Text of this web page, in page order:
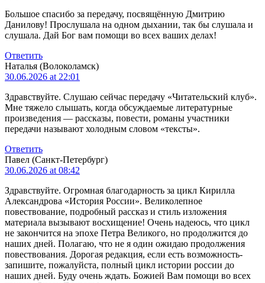
Большое спасибо за передачу, посвящённую Дмитрию
Данилову! Прослушала на одном дыхании, так бы слушала и
слушала. Дай Бог вам помощи во всех ваших делах!
Ответить
Наталья (Волоколамск)
30.06.2026 at 22:01
Здравствуйте. Слушаю сейчас передачу «Читательский клуб».
Мне тяжело слышать, когда обсуждаемые литературные
произведения — рассказы, повести, романы участники
передачи называют холодным словом «тексты».
Ответить
Павел (Санкт-Петербург)
30.06.2026 at 08:42
Здравствуйте. Огромная благодарность за цикл Кирилла
Александрова «История России». Великолепное
повествование, подробный рассказ и стиль изложения
материала вызывают восхищение! Очень надеюсь, что цикл
не закончится на эпохе Петра Великого, но продолжится до
наших дней. Полагаю, что не я один ожидаю продолжения
повествования. Дорогая редакция, если есть возможность-
запишите, пожалуйста, полный цикл истории россии до
наших дней. Буду очень ждать. Божией Вам помощи во всех